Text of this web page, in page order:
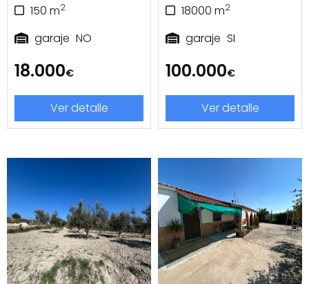
150 m2
garaje NO
18.000€
Ver detalle
18000 m2
garaje SI
100.000€
Ver detalle